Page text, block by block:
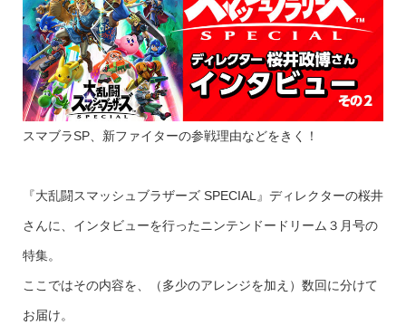
スマブラSP、新ファイターの参戦理由などをきく！
『大乱闘スマッシュブラザーズ SPECIAL』ディレクターの桜井
さんに、インタビューを行ったニンテンドードリーム３月号の
特集。
ここではその内容を、（多少のアレンジを加え）数回に分けて
お届け。